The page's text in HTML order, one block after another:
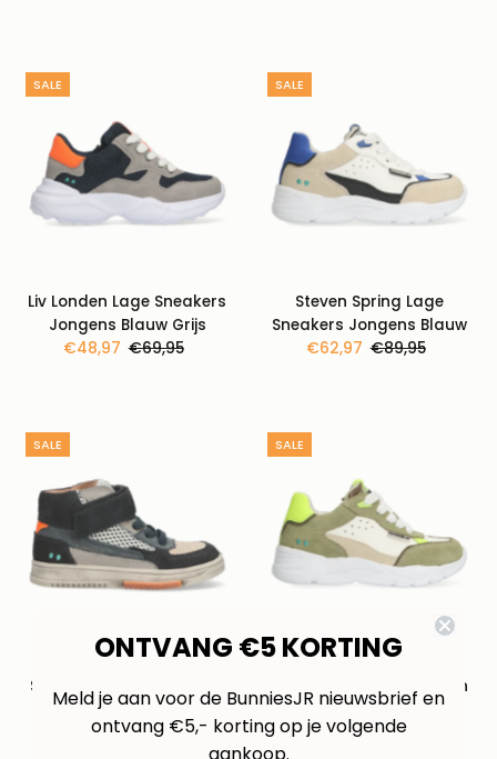
SALE
Liv Londen Lage Sneakers
Jongens Blauw Grijs
Kortingsprijs
€48,97 Normale
€69,95
SALE
Steven Spring Lage
Sneakers Jongens Blauw
Kortingsprijs
€62,97 Normale
€89,95
SALE
Morris Mieters Hoge
Sneakers Jongens Blauw
Kortingsprijs
€62,97 Normale
prijs
€89,95
SALE
Steven Spring Lage
Sneakers Jongens Groen
Kortingsprijs
€62,97 Normale
prijs
€89,95
ONTVANG €5 KORTING
Meld je aan voor de BunniesJR nieuwsbrief en
ontvang €5,- korting op je volgende